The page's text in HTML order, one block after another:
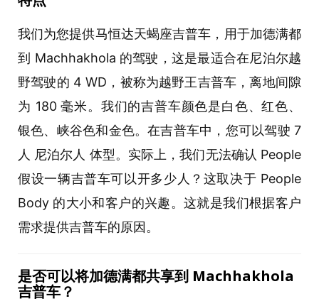
我们为您提供马恒达天蝎座吉普车，用于加德满都
到 Machhakhola 的驾驶，这是最适合在尼泊尔越
野驾驶的 4 WD，被称为越野王吉普车，离地间隙
为 180 毫米。我们的吉普车颜色是白色、红色、
银色、峡谷色和金色。在吉普车中，您可以驾驶 7
人 尼泊尔人 体型。实际上，我们无法确认 People
假设一辆吉普车可以开多少人？这取决于 People
Body 的大小和客户的兴趣。这就是我们根据客户
需求提供吉普车的原因。
是否可以将加德满都共享到 Machhakhola
吉普车？